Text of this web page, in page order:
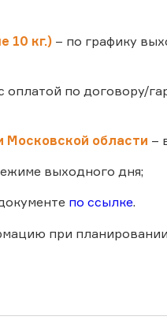
10 кг.) – по графику
оплатой по договору/
Московской области –
выходного дня;
по ссылке.
при